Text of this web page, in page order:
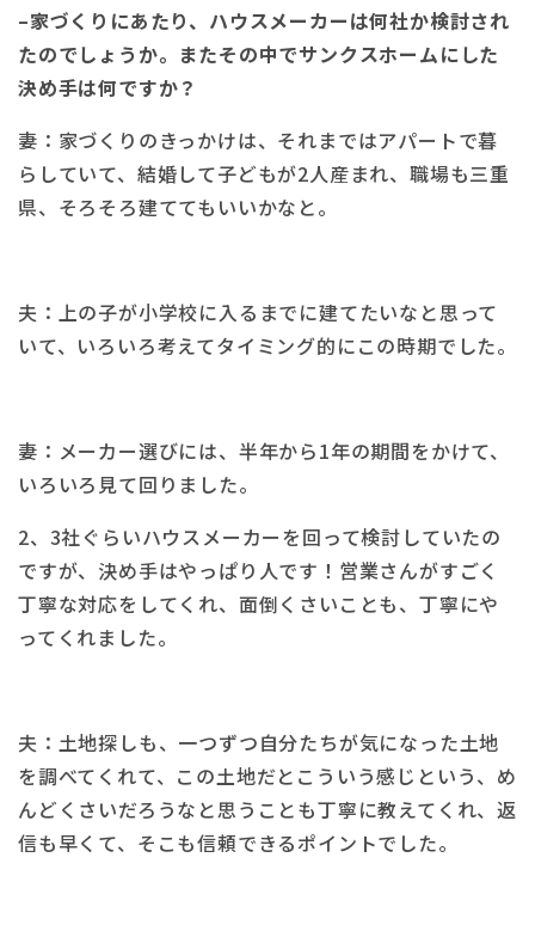
–家づくりにあたり、ハウスメーカーは何社か検討され
たのでしょうか。またその中でサンクスホームにした
決め手は何ですか？
妻：家づくりのきっかけは、それまではアパートで暮
らしていて、結婚して子どもが2人産まれ、職場も三重
県、そろそろ建ててもいいかなと。
夫：上の子が小学校に入るまでに建てたいなと思って
いて、いろいろ考えてタイミング的にこの時期でした。
妻：メーカー選びには、半年から1年の期間をかけて、
いろいろ見て回りました。
2、3社ぐらいハウスメーカーを回って検討していたの
ですが、決め手はやっぱり人です！営業さんがすごく
丁寧な対応をしてくれ、面倒くさいことも、丁寧にや
ってくれました。
夫：土地探しも、一つずつ自分たちが気になった土地
を調べてくれて、この土地だとこういう感じという、め
んどくさいだろうなと思うことも丁寧に教えてくれ、返
信も早くて、そこも信頼できるポイントでした。